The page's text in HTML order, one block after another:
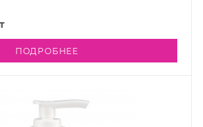
ПОДРОБНЕЕ